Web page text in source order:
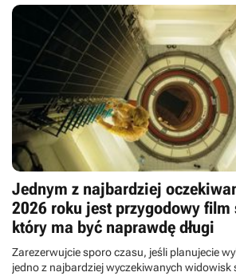
Jednym z najbardziej
2026 roku jest przygodowy
który ma być naprawdę długi
Zarezerwujcie sporo czasu, jeśli planujecie
jedno z najbardziej wyczekiwanych widowisk